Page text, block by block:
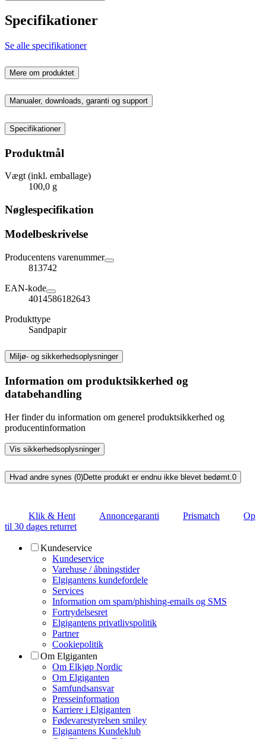
Specifikationer
Se alle specifikationer
Mere om produktet
Manualer, downloads, garanti og support
Specifikationer
Produktmål
Vægt (inkl. emballage)
100,0 g
Nøglespecifikation
Modelbeskrivelse
Producentens varenummer
813742
EAN-kode
4014586182643
Produkttype
Sandpapir
Miljø- og sikkerhedsoplysninger
Information om produktsikkerhed og
databehandling
Her finder du information om generel produktsikkerhed og
producentinformation
Vis sikkerhedsoplysninger
Hvad andre synes (0)Dette produkt er endnu ikke blevet bedømt. 0
Klik & Hent Annoncegaranti Prismatch
Op
til 30 dages returret
Kundeservice
Kundeservice
Varehuse / åbningstider
Elgigantens kundefordele
Services
Information om spam/phishing-emails og SMS
Fortrydelsesret
Elgigantens privatlivspolitik
Partner
Cookiepolitik
Om Elgiganten
Om Elkjøp Nordic
Om Elgiganten
Samfundsansvar
Presseinformation
Karriere i Elgiganten
Fødevarestyrelsen smiley
Elgigantens Kundeklub